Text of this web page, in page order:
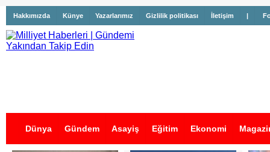
Hakkımızda Künye Yazarlarımız Gizlilik politikası İletişim |
Dünya Gündem Asayiş Eğitim Ekonomi